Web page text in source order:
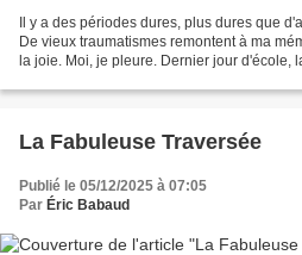
Il y a des périodes dures, plus dures que
De vieux traumatismes remontent à ma
la joie. Moi, je pleure. Dernier jour d'école,
La Fabuleuse Traversée
Publié le 05/12/2025 à 07:05
Par Éric Babaud